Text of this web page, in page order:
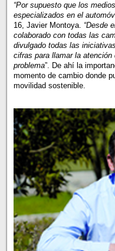
“Por supuesto que los
especializados en el
16, Javier Montoya. “Desde
colaborado con todas las
divulgado todas las
cifras para llamar la
problema”. De ahí la
momento de cambio donde
movilidad sostenible.